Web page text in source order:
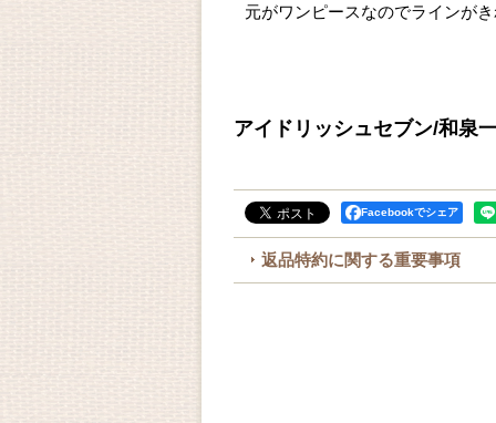
元がワンピースなのでラインが
アイドリッシュセブン/和泉
Facebookでシェア
返品特約に関する重要事項